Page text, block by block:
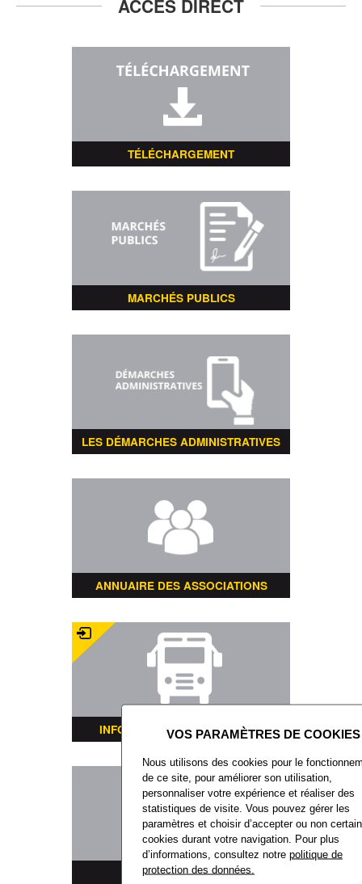
ACCÈS DIRECT
TÉLÉCHARGEMENT
MARCHÉS PUBLICS
LES DÉMARCHES ADMINISTRATIVES
ANNUAIRE DES ASSOCIATIONS
INFORMATIONS TRANSPORTS
PLAN DE LA VILLE
Nous utilisons des cookies pour le
de ce site, pour améliorer son utilisation,
personnaliser votre expérience et réaliser des
statistiques de visite. Vous pouvez gérer les
paramètres et choisir d’accepter ou non
cookies durant votre navigation. Pour plus
d’informations, consultez notrepolitique de
protection des données.